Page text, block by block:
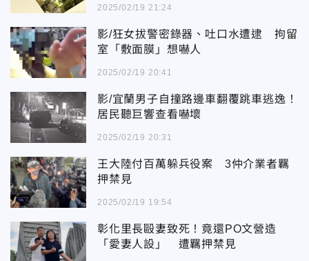
2025/02/19 21:24
影/狂女拔警密錄器、吐口水遭逮 拘留
室「敷面膜」想嚇人
2025/02/19 20:41
影/宜蘭男子自撞路邊車翻覆跳車逃逸！
居民聽巨響查看嚇壞
2025/02/19 20:31
王大陸付百萬躲兵役案 3仲介業者羈
押禁見
2025/02/19 19:54
彰化里長毆妻致死！竟還PO文營造
「愛妻人設」 遭羈押禁見